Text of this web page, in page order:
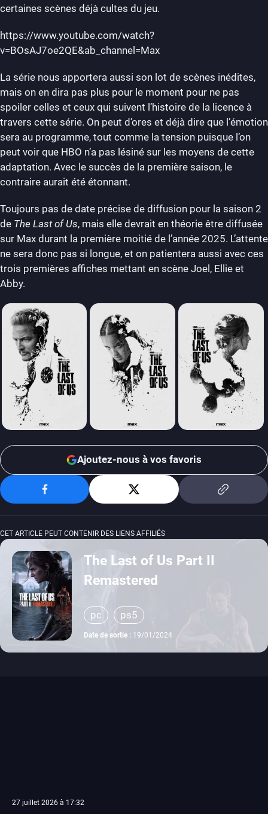
certaines scènes déjà cultes du jeu.
https://www.youtube.com/watch?
v=BOsAJ7oe2QE&ab_channel=Max
La série nous apportera aussi son lot de scènes inédites,
mais on en dira pas plus pour le moment pour ne pas
spoiler celles et ceux qui suivent l’histoire de la licence à
travers cette série. On peut d’ores et déjà dire que l’émotion
sera au programme, tout comme la tension puisque l’on
peut voir que HBO n’a pas lésiné sur les moyens de cette
adaptation. Avec le succès de la première saison, le
contraire aurait été étonnant.
Toujours pas de date précise de diffusion pour la saison 2
de The Last of Us, mais elle devrait en théorie être diffusée
sur Max durant la première moitié de l’année 2025. L’attente
ne sera donc pas si longue, et on patientera aussi avec ces
trois premières affiches mettant en scène Joel, Ellie et
Abby.
Ajoutez-nous à vos favoris
CET ARTICLE PEUT CONTENIR DES LIENS AFFILIÉS
The Last of Us Part II
Remastered
pc ps5
Date de sortie : 19/01/2024
27 juillet 2026 à 17:32